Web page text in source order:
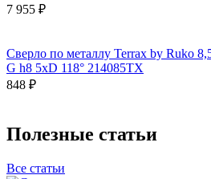
7 955 ₽
Сверло по металлу Terrax by Ruko
G h8 5xD 118° 214085TX
848 ₽
Полезные статьи
Все статьи